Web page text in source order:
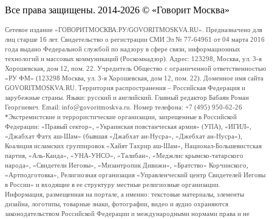
Все права защищены. 2014-2026 © «Говорит Москва»
Сетевое издание «ГОВОРИТМОСКВА.РУ/GOVORITMOSKVA.RU». Предназначено для
лиц старше 16 лет. Свидетельство о регистрации СМИ Эл № 77-64961 от 04 марта 2016
года выдано Федеральной службой по надзору в сфере связи, информационных
технологий и массовых коммуникаций (Роскомнадзор). Адрес: 123298, Москва, ул. 3-я
Хорошевская, дом 12, пом. 22. Учредитель Общество с ограниченной ответственностью
«РУ ФМ» (123298 Москва, ул. 3-я Хорошевская, дом 12, пом. 22). Доменное имя сайта
GOVORITMOSKVA.RU. Территория распространения – Российская Федерация и
зарубежные страны. Языки: русский и английский. Главный редактор Бабаян Роман
Георгиевич. Email: info@govoritmoskva.ru. Номер телефона: +7 (495) 950-62-26
*Экстремистские и террористические организации, запрещенные в Российской
Федерации: «Правый сектор», «Украинская повстанческая армия» (УПА), «ИГИЛ»,
«Джабхат Фатх аш-Шам» (бывшая «Джабхат ан-Нусра», «Джебхат ан-Нусра»),
Коалиция исламских группировок «Хайят Тахрир аш-Шам», Национал-Большевистская
партия, «Аль-Каида», «УНА-УНСО», «Талибан», «Меджлис крымско-татарского
народа», «Свидетели Иеговы», «Мизантропик Дивижн», «Братство» Корчинского,
«Артподготовка», Религиозная организация «Управленческий центр Свидетелей Иеговы
в России» и входящие в ее структуру местные религиозные организации.
Информация, размещенная на портале, а именно: текстовые материалы, элементы
дизайна, логотипы, товарные знаки, фотографии, видео и аудио охраняются
законодательством Российской Федерации и международными нормами права и не